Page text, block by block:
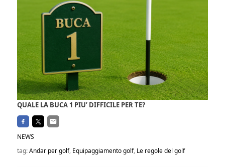
QUALE LA BUCA 1 PIU’ DIFFICILE PER TE?
NEWS
tag:Andar per golf, Equipaggiamento golf, Le regole del golf